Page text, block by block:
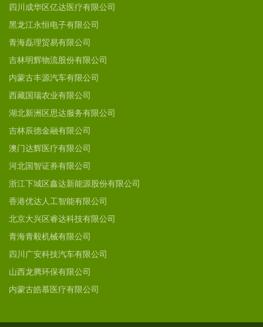
四川成华区亿达医疗有限公司
黑龙江永恒电子有限公司
青海磊理贸易有限公司
吉林明辉物流股份有限公司
内蒙古丰源汽车有限公司
西藏国瑞农业有限公司
湖北新洲区思达服务有限公司
吉林辰德金融有限公司
澳门达辉医疗有限公司
河北国智证券有限公司
浙江下城区鑫达新能源股份有限公司
香港优达人工智能有限公司
北京大兴区睿达科技有限公司
青海青毅机械有限公司
四川广安科技汽车有限公司
山西龙腾环保有限公司
内蒙古皓慕医疗有限公司